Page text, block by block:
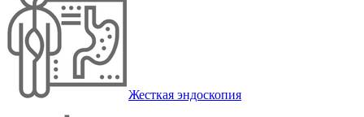
Жесткая эндоскопия